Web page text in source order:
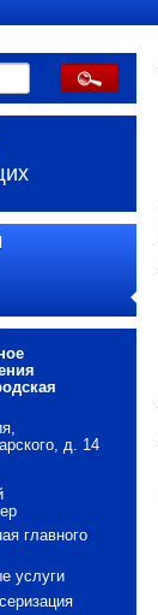
д. 14
главного
услуги